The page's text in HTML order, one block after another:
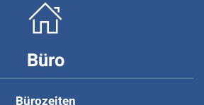
Büro
Bürozeiten